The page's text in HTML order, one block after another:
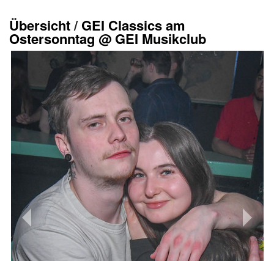
Übersicht/GEI Classics am
Ostersonntag @ GEI Musikclub